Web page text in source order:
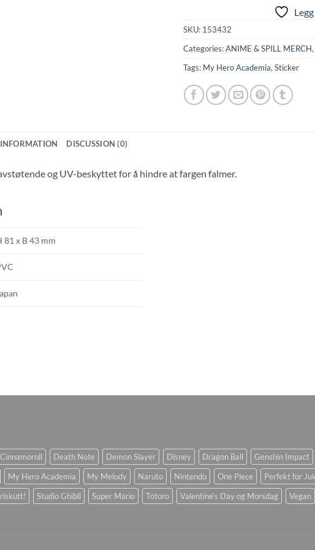
SKU: 153432
Categories:ANIME & SPILL MERCH,
Tags: My Hero Academia,Sticker
DISCUSSION (0)
og UV-beskyttet for å hindre at fargen falmer.
81 x B 43 mm
Cinnamoroll Death Note Demon Slayer Disney Dragon Ball Genshin Impact
My Hero Academia My Melody Naruto Nintendo One Piece Perfekt for
Studio Ghibli Super Mario Totoro Valentine's Day og Morsdag Vegan